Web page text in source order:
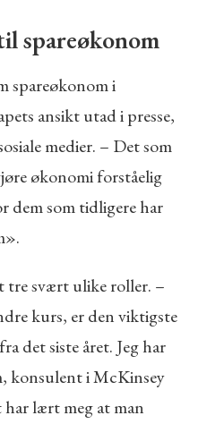
spareøkonom
spareøkonom i
ansikt utad i presse,
medier. – Det som
økonomi forståelig
dem som tidligere har
tre svært ulike roller. –
kurs, er den viktigste
det siste året. Jeg har
konsulent i McKinsey
lært meg at man